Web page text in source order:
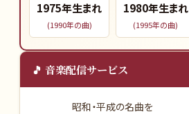
1975年生まれ
(1990年の曲)
1980年生まれ
(1995年の曲)
🎵 音楽配信サービス
昭和・平成の名曲を